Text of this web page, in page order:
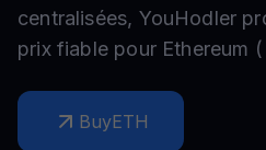
centralisées, YouHodler
prix fiable pour Ethereum (
BuyETH